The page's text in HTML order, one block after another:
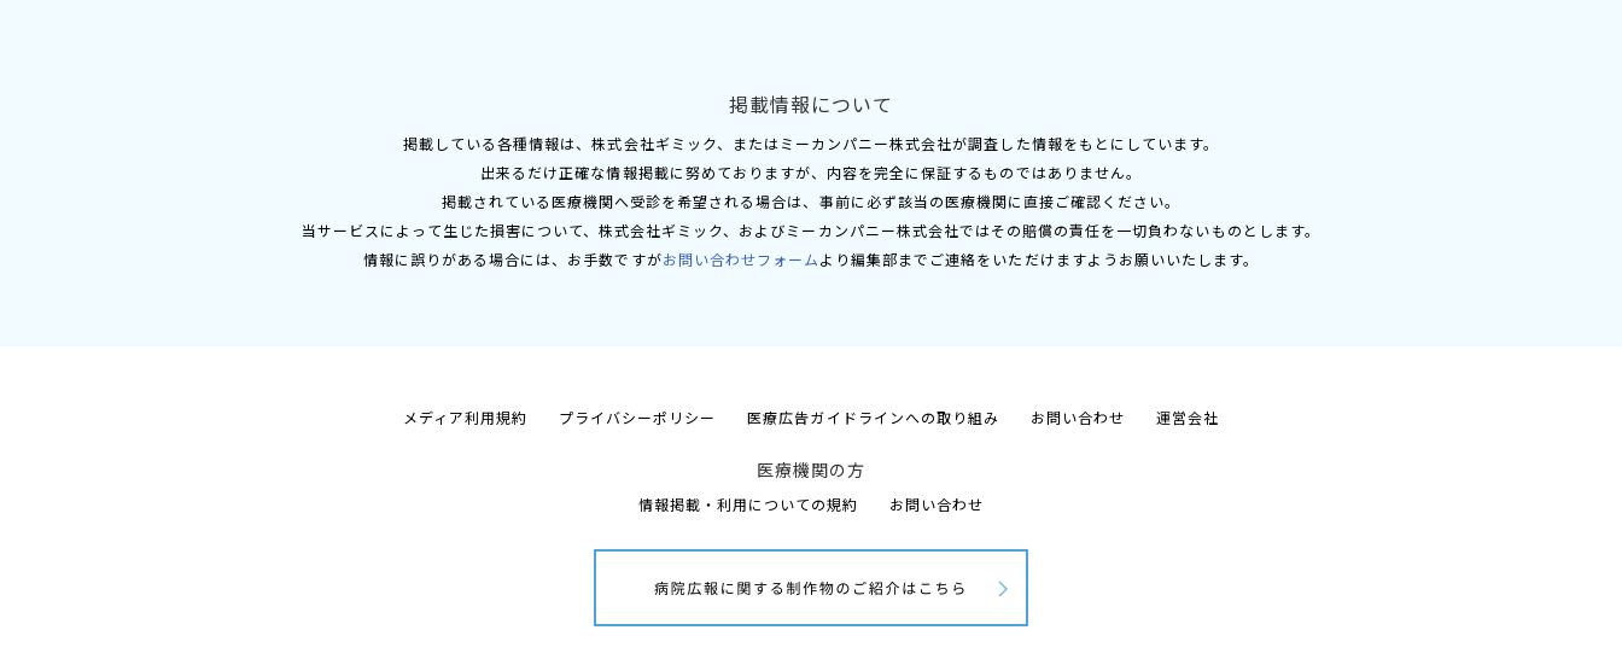
掲載情報について
掲載している各種情報は、株式会社ギミック、またはミーカンパニー株式会社が調査した情報をもとにしています。
出来るだけ正確な情報掲載に努めておりますが、内容を完全に保証するものではありません。
掲載されている医療機関へ受診を希望される場合は、事前に必ず該当の医療機関に直接ご確認ください。
当サービスによって生じた損害について、株式会社ギミック、およびミーカンパニー株式会社ではその賠償の責任を一切負わないものとします。
情報に誤りがある場合には、お手数ですがお問い合わせフォームより編集部までご連絡をいただけますようお願いいたします。
メディア利用規約 プライバシーポリシー 医療広告ガイドラインへの取り組み お問い合わせ 運営会社
医療機関の方
情報掲載・利用についての規約 お問い合わせ